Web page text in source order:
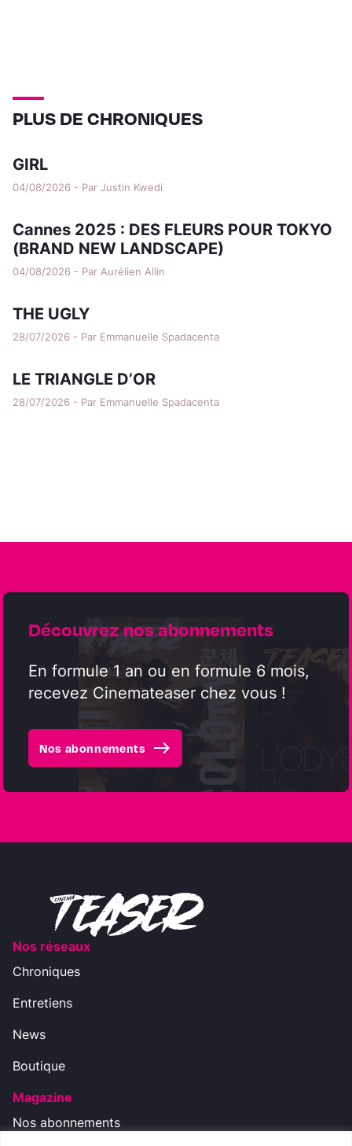
PLUS DE CHRONIQUES
GIRL
04/08/2026 - Par Justin Kwedi
Cannes 2025 : DES FLEURS POUR TOKYO
(BRAND NEW LANDSCAPE)
04/08/2026 - Par Aurélien Allin
THE UGLY
28/07/2026 - Par Emmanuelle Spadacenta
LE TRIANGLE D’OR
28/07/2026 - Par Emmanuelle Spadacenta
Découvrez nos abonnements
En formule 1 an ou en formule 6 mois,
recevez Cinemateaser chez vous !
Nos abonnements east
Nos réseaux
Chroniques
Entretiens
News
Boutique
Magazine
Nos abonnements